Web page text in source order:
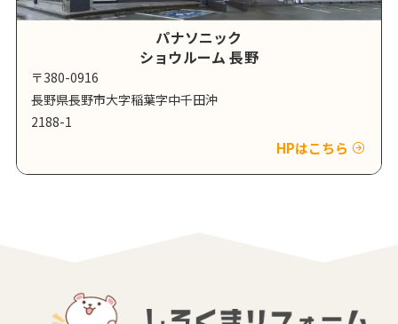
パナソニック
ショウルーム 長野
〒380-0916
長野県長野市大字稲葉字中千田沖
2188-1
HPはこちら